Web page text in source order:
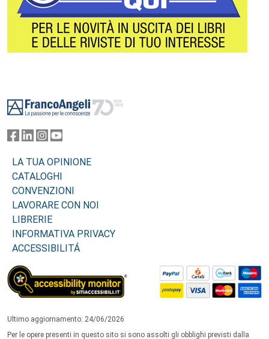
LA TUA OPINIONE
CATALOGHI
CONVENZIONI
LAVORARE CON NOI
LIBRERIE
INFORMATIVA PRIVACY
ACCESSIBILITÁ
Ultimo aggiornamento: 24/06/2026
Per le opere presenti in questo sito si sono assolti gli obblighi previsti dalla